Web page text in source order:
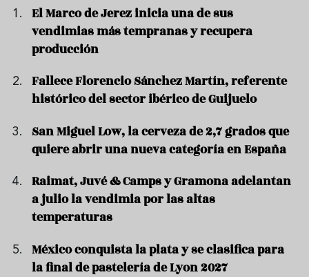
El Marco de Jerez inicia una de sus
vendimias más tempranas y recupera
producción
Fallece Florencio Sánchez Martín, referente
histórico del sector ibérico de Guijuelo
San Miguel Low, la cerveza de 2,7 grados que
quiere abrir una nueva categoría en España
Raimat, Juvé & Camps y Gramona adelantan
a julio la vendimia por las altas
temperaturas
México conquista la plata y se clasifica para
la final de pastelería de Lyon 2027